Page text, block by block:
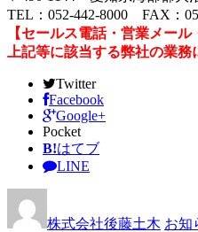
TEL：052-442-8000 FAX：
【セールス電話・営業メー
上記等に該当する弊社の業
Twitter
Facebook
Google+
Pocket
B!はてブ
LINE
株式会社後藤土木 お知